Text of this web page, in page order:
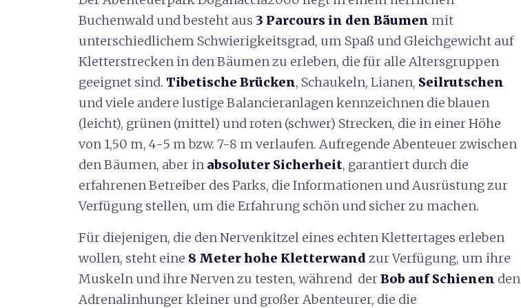
Buchenwald und besteht aus 3 Parcours in den Bäumen mit
unterschiedlichem Schwierigkeitsgrad, um Spaß und Gleichgewicht auf
Kletterstrecken in den Bäumen zu erleben, die für alle Altersgruppen
geeignet sind. Tibetische Brücken, Schaukeln, Lianen, Seilrutschen
und viele andere lustige Balancieranlagen kennzeichnen die blauen
(leicht), grünen (mittel) und roten (schwer) Strecken, die in einer Höhe
von 1,50 m, 4-5 m bzw. 7-8 m verlaufen. Aufregende Abenteuer zwischen
den Bäumen, aber in absoluter Sicherheit, garantiert durch die
erfahrenen Betreiber des Parks, die Informationen und Ausrüstung zur
Verfügung stellen, um die Erfahrung schön und sicher zu machen.
Für diejenigen, die den Nervenkitzel eines echten Klettertages erleben
wollen, steht eine 8 Meter hohe Kletterwandzur Verfügung, um ihre
Muskeln und ihre Nerven zu testen, während derBob auf Schienen den
Adrenalinhunger kleiner und großer Abenteurer, die die